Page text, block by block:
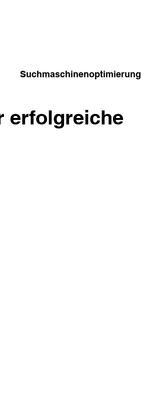
Suchmaschinenoptimierung
erfolgreiche